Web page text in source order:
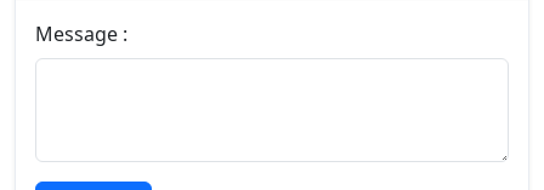
Message :